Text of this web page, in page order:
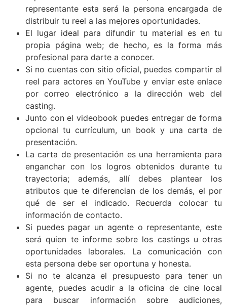
representante esta será la persona encargada de
distribuir tu reel a las mejores oportunidades.
El lugar ideal para difundir tu material es en tu
propia página web; de hecho, es la forma más
profesional para darte a conocer.
Si no cuentas con sitio oficial, puedes compartir el
reel para actores en YouTube y enviar este enlace
por correo electrónico a la dirección web del
casting.
Junto con el videobook puedes entregar de forma
opcional tu currículum, un book y una carta de
presentación.
La carta de presentación es una herramienta para
enganchar con los logros obtenidos durante tu
trayectoria; además, allí debes plantear los
atributos que te diferencian de los demás, el por
qué de ser el indicado. Recuerda colocar tu
información de contacto.
Si puedes pagar un agente o representante, este
será quien te informe sobre los castings u otras
oportunidades laborales. La comunicación con
esta persona debe ser oportuna y honesta.
Si no te alcanza el presupuesto para tener un
agente, puedes acudir a la oficina de cine local
para buscar información sobre audiciones,